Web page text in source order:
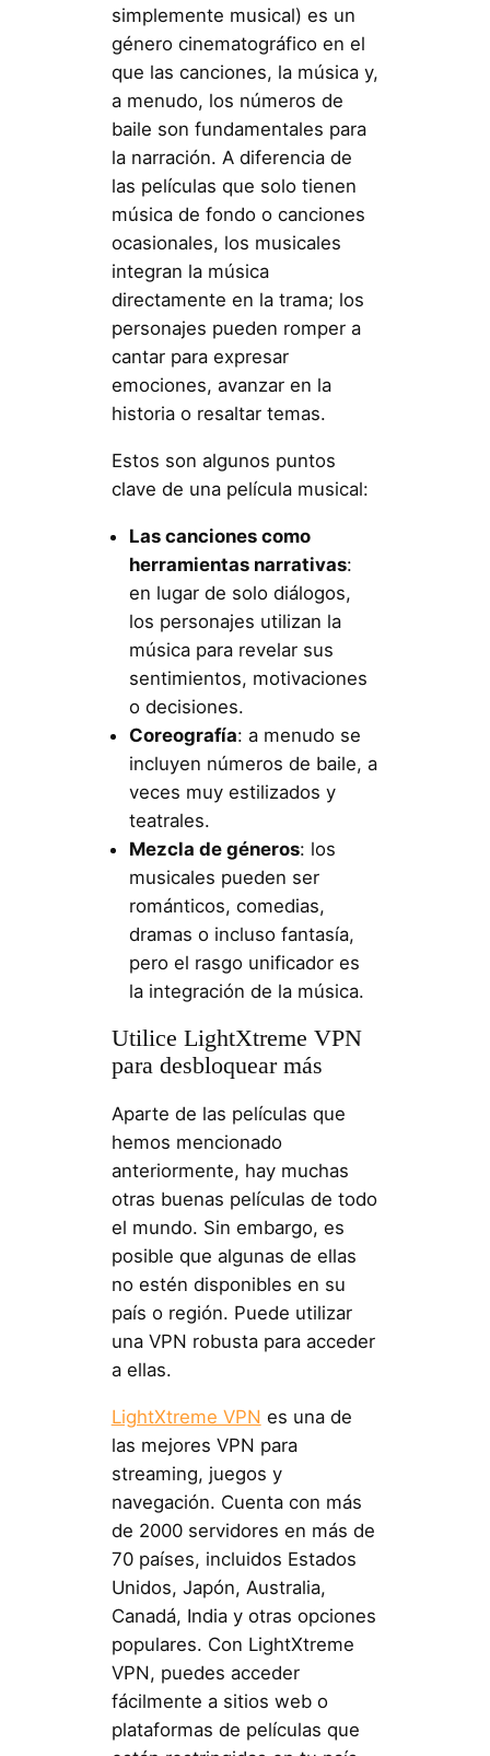
simplemente musical) es un
género cinematográfico en el
que las canciones, la música y,
a menudo, los números de
baile son fundamentales para
la narración. A diferencia de
las películas que solo tienen
música de fondo o canciones
ocasionales, los musicales
integran la música
directamente en la trama; los
personajes pueden romper a
cantar para expresar
emociones, avanzar en la
historia o resaltar temas.
Estos son algunos puntos
clave de una película musical:
Las canciones como
herramientas narrativas:
en lugar de solo diálogos,
los personajes utilizan la
música para revelar sus
sentimientos, motivaciones
o decisiones.
Coreografía: a menudo se
incluyen números de baile, a
veces muy estilizados y
teatrales.
Mezcla de géneros: los
musicales pueden ser
románticos, comedias,
dramas o incluso fantasía,
pero el rasgo unificador es
la integración de la música.
Utilice LightXtreme VPN
para desbloquear más
Aparte de las películas que
hemos mencionado
anteriormente, hay muchas
otras buenas películas de todo
el mundo. Sin embargo, es
posible que algunas de ellas
no estén disponibles en su
país o región. Puede utilizar
una VPN robusta para acceder
a ellas.
LightXtreme VPN es una de
las mejores VPN para
streaming, juegos y
navegación. Cuenta con más
de 2000 servidores en más de
70 países, incluidos Estados
Unidos, Japón, Australia,
Canadá, India y otras opciones
populares. Con LightXtreme
VPN, puedes acceder
fácilmente a sitios web o
plataformas de películas que